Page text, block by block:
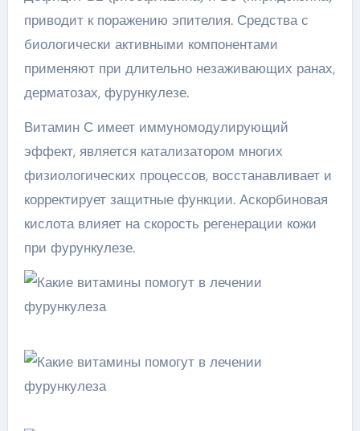
приводит к поражению эпителия. Средства с
биологически активными компонентами
применяют при длительно незаживающих ранах,
дерматозах, фурункулезе.
Витамин С имеет иммуномодулирующий
эффект, является катализатором многих
физиологических процессов, восстанавливает и
корректирует защитные функции. Аскорбиновая
кислота влияет на скорость регенерации кожи
при фурункулезе.